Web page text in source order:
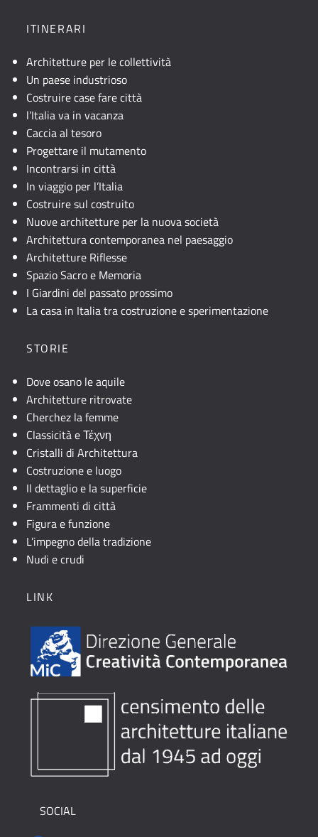
JavaScript.
ITINERARI
Architetture per le collettività
Un paese industrioso
Costruire case fare città
l’Italia va in vacanza
Caccia al tesoro
Progettare il mutamento
Incontrarsi in città
In viaggio per l’Italia
Costruire sul costruito
Nuove architetture per la nuova società
Architettura contemporanea nel paesaggio
Architetture Riflesse
Spazio Sacro e Memoria
I Giardini del passato prossimo
La casa in Italia tra costruzione e sperimentazione
STORIE
Dove osano le aquile
Architetture ritrovate
Cherchez la femme
Classicità e Τέχνη
Cristalli di Architettura
Costruzione e luogo
Il dettaglio e la superficie
Frammenti di città
Figura e funzione
L’impegno della tradizione
Nudi e crudi
LINK
SOCIAL